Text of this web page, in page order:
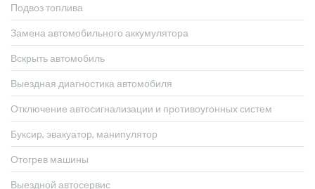
Подвоз топлива
Замена автомобильного аккумулятора
Вскрыть автомобиль
Выездная диагностика автомобиля
Отключение автосигнализации и противоугонных систем
Буксир, эвакуатор, манипулятор
Отогрев машины
Выездной автосервис